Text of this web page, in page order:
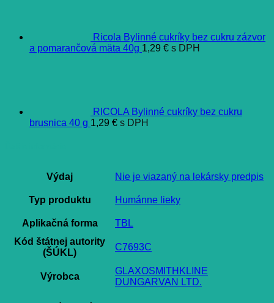
Ricola Bylinné cukríky bez cukru zázvor
a pomarančová mäta 40g 1,29 € s DPH
RICOLA Bylinné cukríky bez cukru
brusnica 40 g 1,29 € s DPH
Výdaj Nie je viazaný na lekársky predpis
Typ produktu Humánne lieky
Aplikačná forma
TBL
Kód štátnej autority
(ŠÚKL)
C7693C
Výrobca
GLAXOSMITHKLINE
DUNGARVAN LTD.